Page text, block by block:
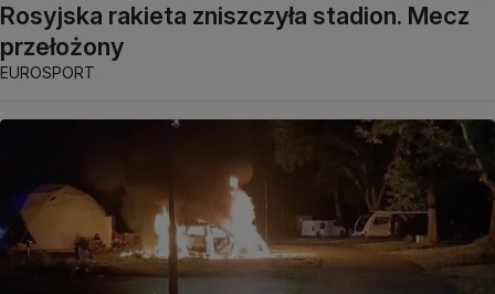
Rosyjska rakieta zniszczyła stadion. Mecz
przełożony
EUROSPORT